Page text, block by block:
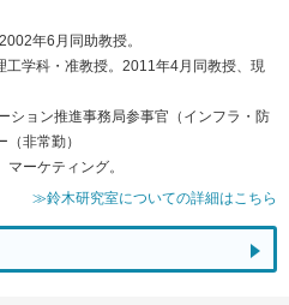
年6月同助教授。
学科・准教授。2011年4月同教授、現
ション推進事務局参事官（インフラ・防
非常勤）
ーケティング。
≫鈴木研究室についての詳細はこちら